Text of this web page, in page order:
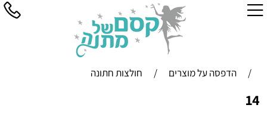
/ הדפסה על מוצרים / חולצות חתונה
14